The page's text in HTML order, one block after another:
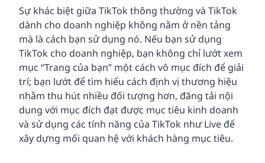
Sự khác biệt giữa TikTok thông thường và TikTok
dành cho doanh nghiệp không nằm ở nền tảng
mà là cách bạn sử dụng nó. Nếu bạn sử dụng
TikTok cho doanh nghiệp, bạn không chỉ lướt xem
mục “Trang của bạn” một cách vô mục đích để giải
trí; bạn lướt để tìm hiểu cách định vị thương hiệu
nhằm thu hút nhiều đối tượng hơn, đăng tải nội
dung với mục đích đạt được mục tiêu kinh doanh
và sử dụng các tính năng của TikTok như Live để
xây dựng mối quan hệ với khách hàng mục tiêu.